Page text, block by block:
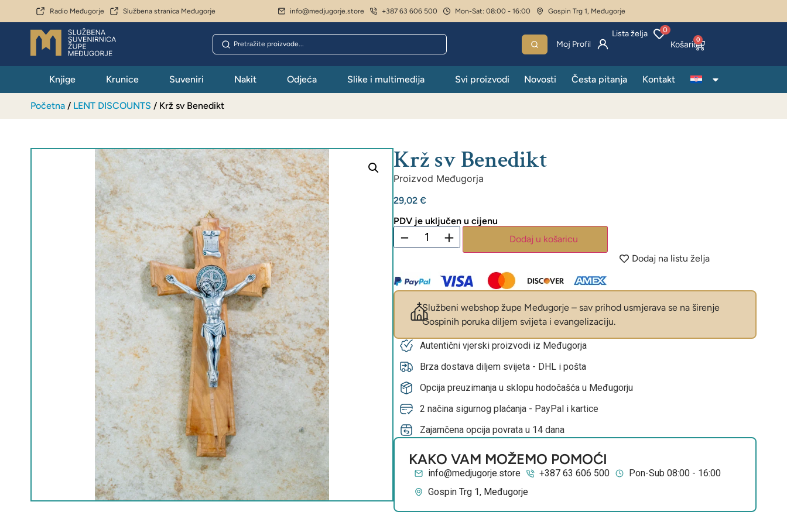
Radio Međugorje Službena stranica Međugorje info@medjugorje.store +387 63 606 500 Mon-Sat: 08:00 - 16:00 Gospin Trg 1, Međugorje
Lista želja 0
Moj Profil 0
Knjige Krunice Suveniri Nakit Odjeća Slike i multimedija Svi proizvodi Novosti Česta pitanja Kontakt
Početna / LENT DISCOUNTS / Krž sv Benedikt
Krž sv Benedikt
Proizvod Međugorja
29,02 €
PDV je uključen u cijenu
− +
Dodaj u košaricu
Dodaj na listu želja
Službeni webshop župe Međugorje – sav prihod usmjerava se na širenje
Gospinih poruka diljem svijeta i evangelizaciju.
Autentični vjerski proizvodi iz Međugorja
Brza dostava diljem svijeta - DHL i pošta
Opcija preuzimanja u sklopu hodočašća u Međugorju
2 načina sigurnog plaćanja - PayPal i kartice
Zajamčena opcija povrata u 14 dana
KAKO VAM MOŽEMO POMOĆI
info@medjugorje.store +387 63 606 500
Pon-Sub 08:00 - 16:00
Gospin Trg 1, Međugorje